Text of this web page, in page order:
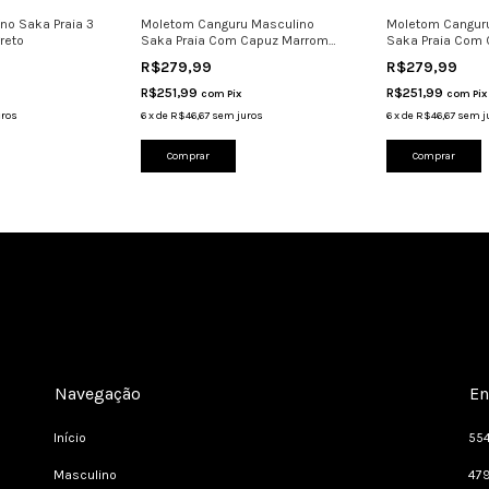
Saka Praia 3
Moletom Canguru Masculino
Saka Praia Com Capuz Marrom
R$279,99
R$251,99 com Pix
6xde R$46,67 sem juros
Comprar
Moletom
Saka Praia Com
R$279,99
R$251,99 com Pix
6xde R$46,67 sem
Comprar
Navegação
Início
Masculino